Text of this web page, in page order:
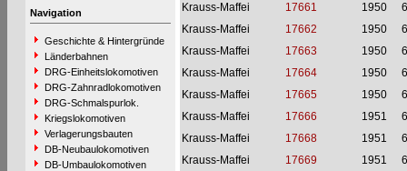
Navigation
Geschichte & Hintergründe
Länderbahnen
DRG-Einheitslokomotiven
DRG-Zahnradlokomotiven
DRG-Schmalspurlok.
Kriegslokomotiven
Verlagerungsbauten
DB-Neubaulokomotiven
DB-Umbaulokomotiven
Krauss-Maffei 17661 1950
Krauss-Maffei
17662 1950
Krauss-Maffei
17663 1950
Krauss-Maffei
17664 1950
Krauss-Maffei
17665 1950
Krauss-Maffei
17666 1951
Krauss-Maffei
17668 1951
Krauss-Maffei
17669 1951